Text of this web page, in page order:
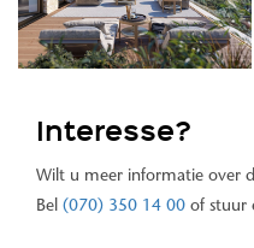
Interesse?
Wilt u meer informatie over
Bel (070) 350 14 00 of stuur